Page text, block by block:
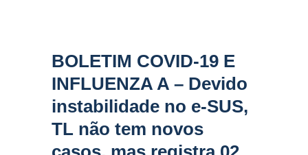
BOLETIM COVID-19 E
INFLUENZA A – Devido
instabilidade no e-SUS,
TL não tem novos